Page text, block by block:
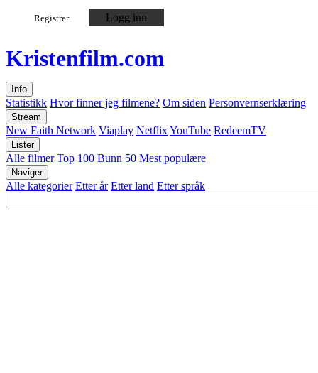
Registrer Logg inn
Kristenfilm.com
Info
Statistikk Hvor finner jeg filmene? Om siden Personvernserklæring
Stream
New Faith Network Viaplay NetflixYouTube RedeemTV
Lister
Alle filmer Top 100 Bunn 50 Mest populære
Naviger
Alle kategorier Etter år Etter land Etter språk